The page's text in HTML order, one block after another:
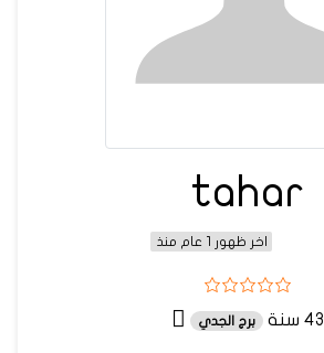
tahar
اخر ظهور 1 عام منذ
43 سنة برج الجدي